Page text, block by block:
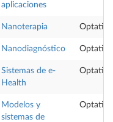
aplicaciones
Nanoterapia Optativa
Nanodiagnóstico Optativa
Sistemas de e-
Health
Optativa
Modelos y
sistemas de
Optativa